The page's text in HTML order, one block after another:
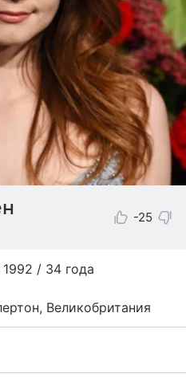
-25
1992 / 34 года
Великобритания